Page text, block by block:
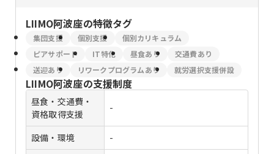
LIIMO阿波座の特徴タグ
集団支援 個別支援
個別カリキュラム
ピアサポート
IT特化 昼食あり
交通費あり
送迎あり
リワークプログラムあり 就労選択支援併設
LIIMO阿波座の支援制度
昼食・交通費・
資格取得支援
-
設備・環境
-